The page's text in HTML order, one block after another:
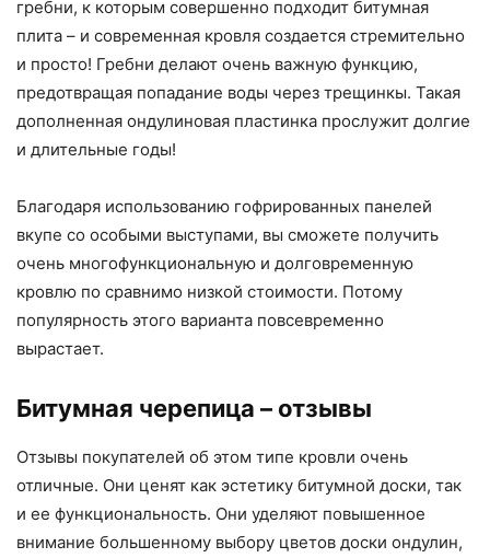
гребни, к которым совершенно подходит битумная
плита – и современная кровля создается стремительно
и просто! Гребни делают очень важную функцию,
предотвращая попадание воды через трещинкы. Такая
дополненная ондулиновая пластинка прослужит долгие
и длительные годы!
Благодаря использованию гофрированных панелей
вкупе со особыми выступами, вы сможете получить
очень многофункциональную и долговременную
кровлю по сравнимо низкой стоимости. Потому
популярность этого варианта повсевременно
вырастает.
Битумная черепица – отзывы
Отзывы покупателей об этом типе кровли очень
отличные. Они ценят как эстетику битумной доски, так
и ее функциональность. Они уделяют повышенное
внимание большенному выбору цветов доски ондулин,